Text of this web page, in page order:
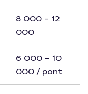
8 000 – 12
000
6 000 – 10
000 / pont